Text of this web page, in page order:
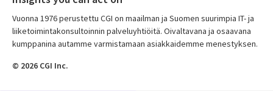
Vuonna 1976 perustettu CGI on maailman ja Suomen suurimpia IT- ja
liiketoimintakonsultoinnin palveluyhtiöitä. Oivaltavana ja osaavana
kumppanina autamme varmistamaan asiakkaidemme menestyksen.
© 2026 CGI Inc.